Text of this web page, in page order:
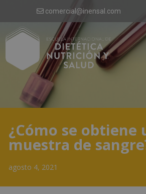
comercial@inensal.com
¿Cómo se obtiene
muestra de
agosto 4, 2021